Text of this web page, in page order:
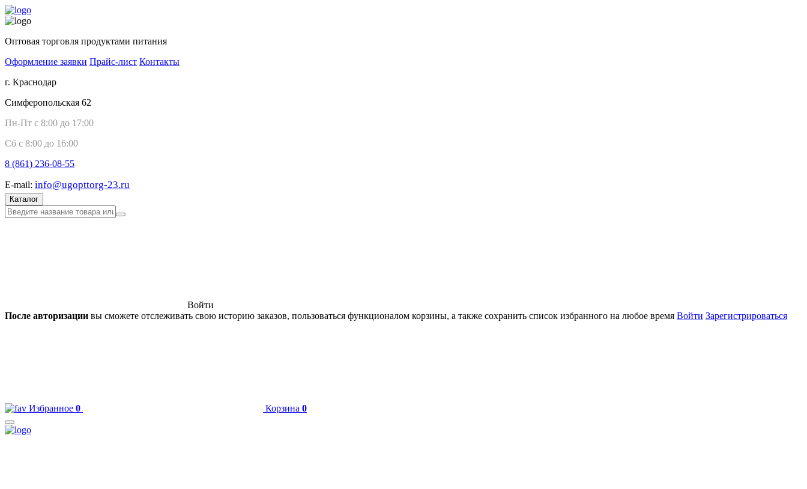
Оптовая торговля продуктами питания
Оформление заявки Прайс-лист Контакты
г. Краснодар
Симферопольская 62
Пн-Пт с 8:00 до 17:00
Сб с 8:00 до 16:00
8 (861) 236-08-55
E-mail: info@ugopttorg-23.ru
Каталог
Войти
После авторизации вы сможете отслеживать свою историю заказов, пользоваться функционалом корзины, а также сохранить список избранного на любое время Войти Зарегистрироваться
Избранное 0 Корзина 0